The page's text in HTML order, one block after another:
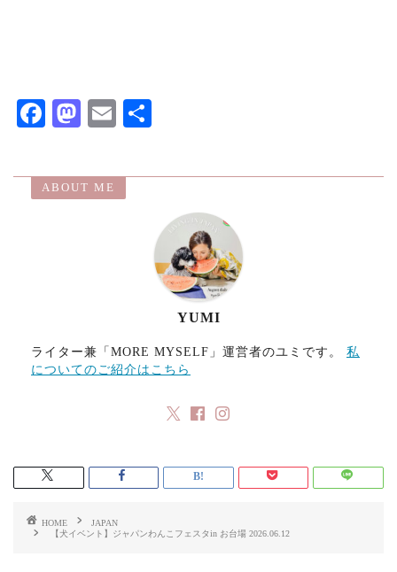
F
eb
o
M
to
d
E
ai
l
ABOUT ME
YUMI
ライター兼「MORE MYSELF」運営者のユミです。 私
についてのご紹介はこちら
HOME
JAPAN
【犬イベント】ジャパンわんこフェスタin お台場 2026.06.12